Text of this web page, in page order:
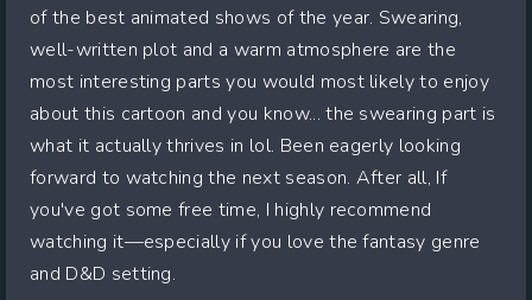
of the best animated shows of the year. Swearing,
well-written plot and a warm atmosphere are the
most interesting parts you would most likely to enjoy
about this cartoon and you know... the swearing part is
what it actually thrives in lol. Been eagerly looking
forward to watching the next season. After all, If
you've got some free time, I highly recommend
watching it—especially if you love the fantasy genre
and D&D setting.